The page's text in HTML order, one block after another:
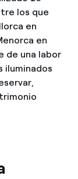
los que
en
en
de una labor
iluminados